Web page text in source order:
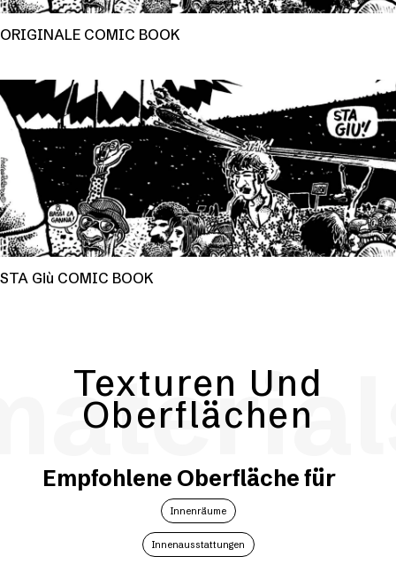
ORIGINALE COMIC BOOK
STA Giù COMIC BOOK
Texturen Und
Oberflächen
Empfohlene Oberfläche für
Innenräume
Innenausstattungen